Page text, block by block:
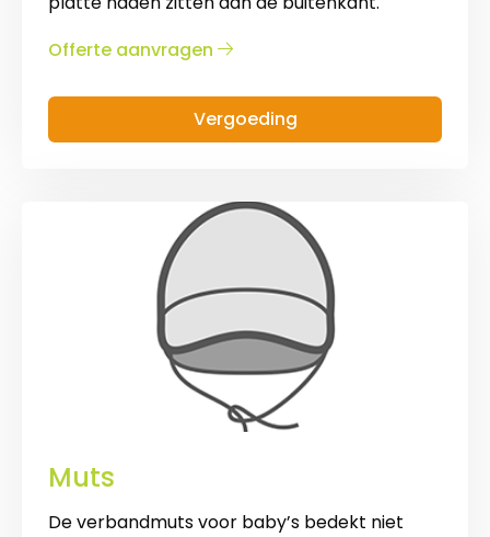
Offerte aanvragen over
Vergoeding
Muts
De verbandmuts voor baby’s bedekt niet